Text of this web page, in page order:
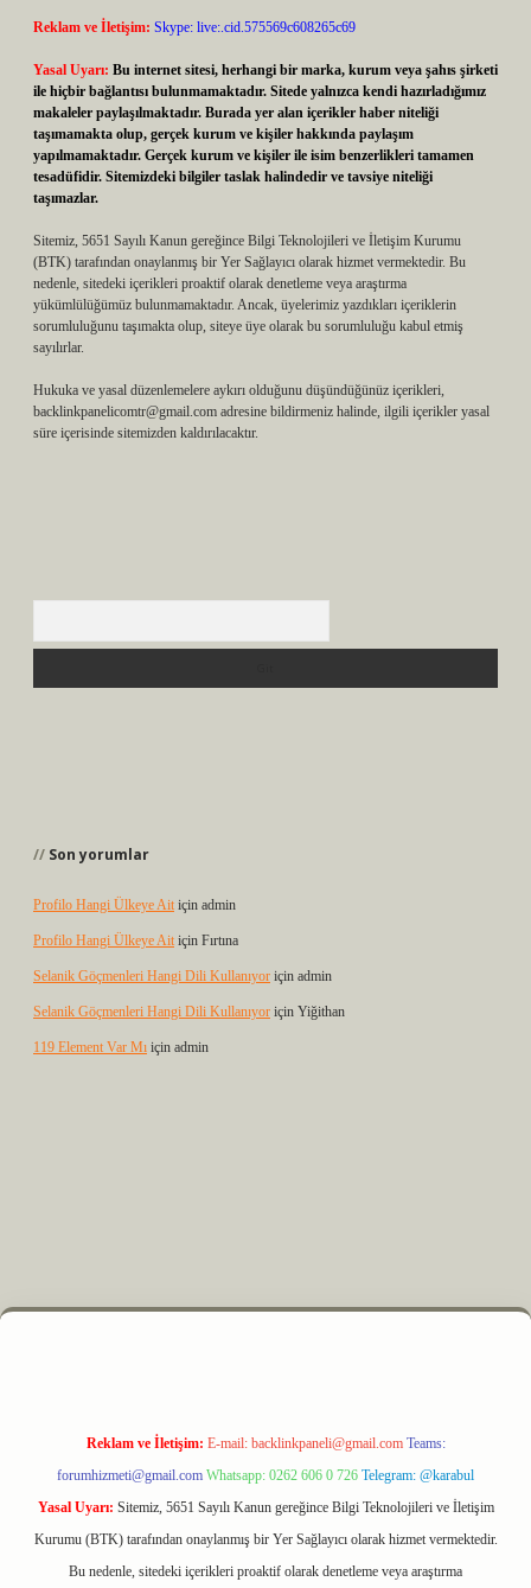
Reklam ve İletişim: Skype: live:.cid.575569c608265c69
Yasal Uyarı: Bu internet sitesi, herhangi bir marka, kurum veya şahıs şirketi
ile hiçbir bağlantısı bulunmamaktadır. Sitede yalnızca kendi hazırladığımız
makaleler paylaşılmaktadır. Burada yer alan içerikler haber niteliği
taşımamakta olup, gerçek kurum ve kişiler hakkında paylaşım
yapılmamaktadır. Gerçek kurum ve kişiler ile isim benzerlikleri tamamen
tesadüfidir. Sitemizdeki bilgiler taslak halindedir ve tavsiye niteliği
taşımazlar.
Sitemiz, 5651 Sayılı Kanun gereğince Bilgi Teknolojileri ve İletişim Kurumu
(BTK) tarafından onaylanmış bir Yer Sağlayıcı olarak hizmet vermektedir. Bu
nedenle, sitedeki içerikleri proaktif olarak denetleme veya araştırma
yükümlülüğümüz bulunmamaktadır. Ancak, üyelerimiz yazdıkları içeriklerin
sorumluluğunu taşımakta olup, siteye üye olarak bu sorumluluğu kabul etmiş
sayılırlar.
Hukuka ve yasal düzenlemelere aykırı olduğunu düşündüğünüz içerikleri,
backlinkpanelicomtr@gmail.com adresine bildirmeniz halinde, ilgili içerikler yasal
süre içerisinde sitemizden kaldırılacaktır.
Son yorumlar
Profilo Hangi Ülkeye Ait için admin
Profilo Hangi Ülkeye Ait için Fırtına
Selanik Göçmenleri Hangi Dili Kullanıyor için admin
Selanik Göçmenleri Hangi Dili Kullanıyor için Yiğithan
119 Element Var Mı için admin
m elexbet
Reklam ve İletişim: E-mail: backlinkpaneli@gmail.com Teams:
forumhizmeti@gmail.com Whatsapp: 0262 606 0 726 Telegram: @karabul
Yasal Uyarı: Sitemiz, 5651 Sayılı Kanun gereğince Bilgi Teknolojileri ve İletişim
Kurumu (BTK) tarafından onaylanmış bir Yer Sağlayıcı olarak hizmet vermektedir.
Bu nedenle, sitedeki içerikleri proaktif olarak denetleme veya araştırma